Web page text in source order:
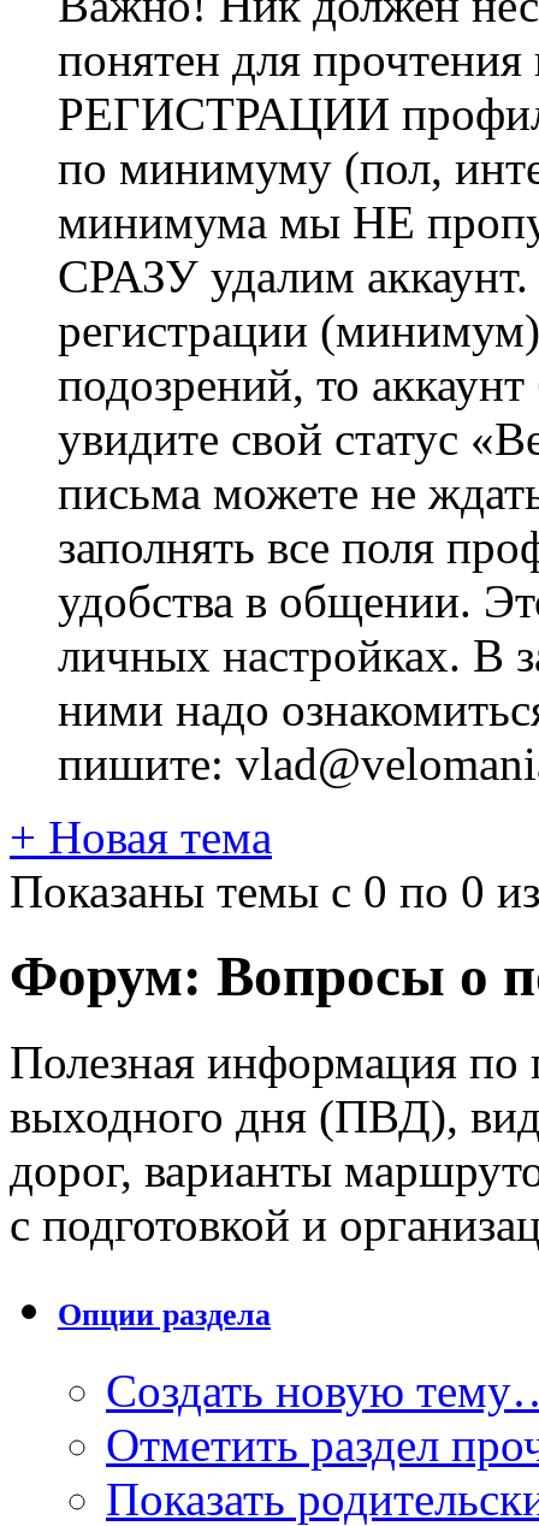
понятен для
РЕГИСТРАЦИИ профиль
по минимуму (пол,
минимума мы НЕ
СРАЗУ удалим
регистрации
подозрений, то
увидите свой статус
письма можете не
заполнять все поля
удобства в общении.
личных настройках. В
ними надо
пишите:
+ Новая тема
Показаны темы с 0 по 0
Форум: Вопросы о
Полезная информация по
выходного дня (ПВД),
дорог, варианты
с подготовкой и
Опции раздела
Создать новую
Отметить раздел
Показать